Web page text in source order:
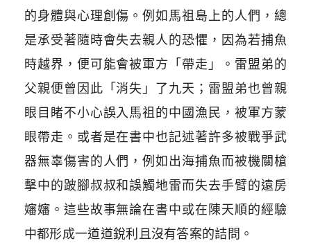
的身體與心理創傷。例如馬祖島上的人們，總
是承受著隨時會失去親人的恐懼，因為若捕魚
時越界，便可能會被軍方「帶走」。雷盟弟的
父親便曾因此「消失」了九天；雷盟弟也曾親
眼目睹不小心誤入馬祖的中國漁民，被軍方蒙
眼帶走。或者是在書中也記述著許多被戰爭武
器無辜傷害的人們，例如出海捕魚而被機關槍
擊中的跛腳叔叔和誤觸地雷而失去手臂的遠房
嬸嬸。這些故事無論在書中或在陳天順的經驗
中都形成一道道銳利且沒有答案的詰問。